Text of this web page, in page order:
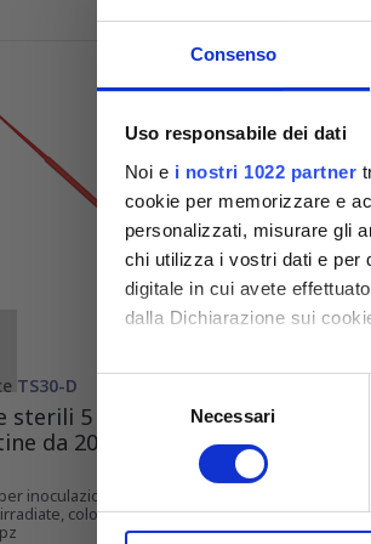
Consenso
Uso responsabile dei dati
Noi e i nostri 1022 partner
cookie per memorizzare e
personalizzati, misurare gli
chi utilizza i vostri dati e per
digitale in cui avete
dalla Dichiarazione sui
Con il tuo consenso,
raccogliere
Approfondisci come
consenso
Necessari
TS30-D
sterili 5 µl per inoculo
da 20
inoculazione da 5 μl, flessibili,
colore rosso. In bustine
sterili
singola